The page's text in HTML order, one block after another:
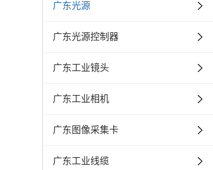
广东光源
广东光源控制器
广东工业镜头
广东工业相机
广东图像采集卡
广东工业线缆